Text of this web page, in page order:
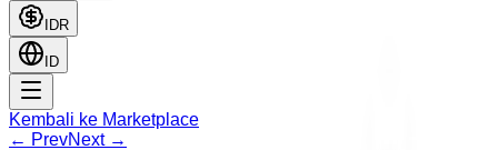
IDR
ID
Kembali ke Marketplace
← PrevNext →